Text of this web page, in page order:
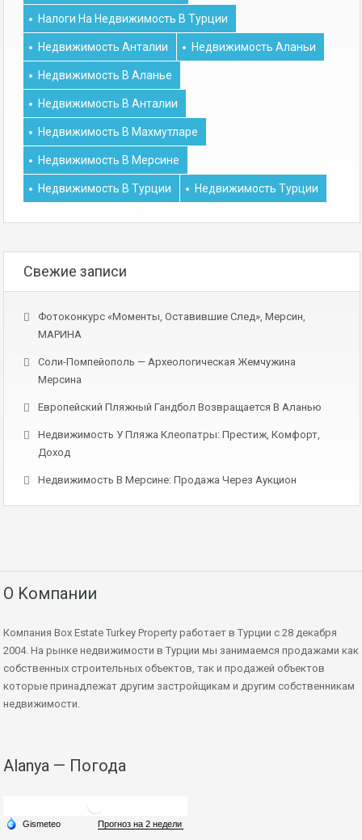
Налоги На Недвижимость В Турции
Недвижимость Анталии Недвижимость Аланьи
Недвижимость В Аланье
Недвижимость В Анталии
Недвижимость В Махмутларе
Недвижимость В Мерсине
Недвижимость В Турции Недвижимость Турции
Свежие записи
Фотоконкурс «Моменты, Оставившие След», Мерсин,
МАРИНА
Соли-Помпейополь — Археологическая Жемчужина
Мерсина
Европейский Пляжный Гандбол Возвращается В Аланью
Недвижимость У Пляжа Клеопатры: Престиж, Комфорт,
Доход
Недвижимость В Мерсине: Продажа Через Аукцион
О Kомпании
Компания Box Estate Turkey Property работает в Турции с 28 декабря
2004. На рынке недвижимости в Турции мы занимаемся продажами как
собственных строительных объектов, так и продажей объектов
которые принадлежат другим застройщикам и другим собственникам
недвижимости.
Alanya — Погода